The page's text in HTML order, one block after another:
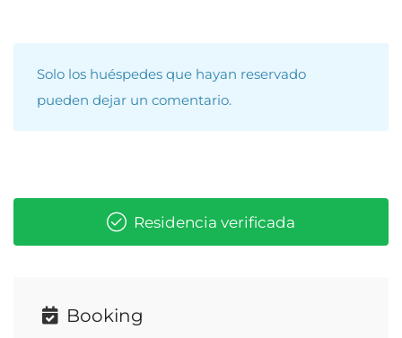
Solo los huéspedes que hayan reservado
pueden dejar un comentario.
Residencia verificada
Booking